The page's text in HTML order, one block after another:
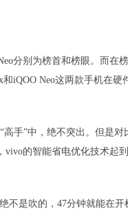
分别为榜首和榜眼。而在
iQOO Neo这两款手机在硬
手”中，绝不突出。但是对
的智能省电优化技术起到
不是吹的，47分钟就能在开